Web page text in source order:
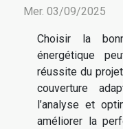
Mer. 03/09/2025
Choisir la
énergétique
réussite du
couverture
l’analyse et
améliorer la